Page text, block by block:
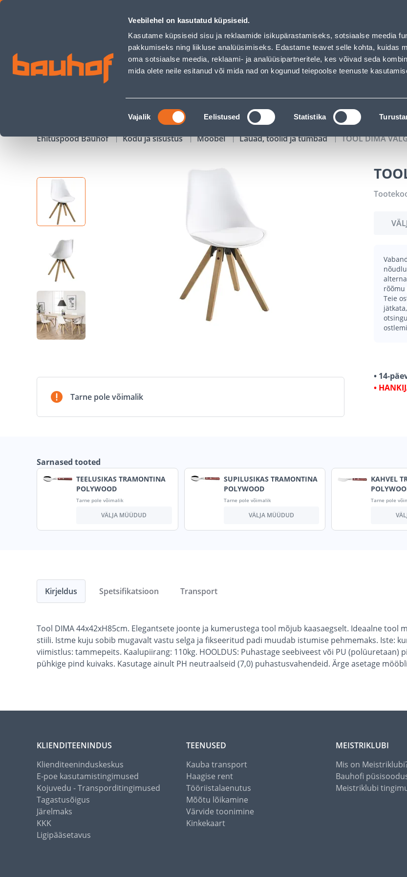
Veebilehel on kasutatud küpsiseid.
Kasutame küpsiseid sisu ja reklaamide isikupärastamiseks, sotsiaalse meedia
pakkumiseks ning liikluse analüüsimiseks. Edastame teavet selle kohta, kuidas
oma sotsiaalse meedia, reklaami- ja analüüsipartneritele, kes võivad seda
mida olete neile esitanud või mida nad on kogunud teiepoolse teenuste
Nõusoleku
valik
Vajalik Eelistused Statistika
TOOL DIMA VALGE - Bauhof has loaded
Äriklienditeenindus Klienditeenindus Teenused Karjäärileht
OTSI
KAMPAANIAD KATALOOGID TÖÖRIISTALAENUTUS
Ehituspood Bauhof Kodu ja sisustus Mööbel Lauad, toolid ja tumbad TOOL DIMA
Tarne pole võimalik
rõõmu
Teie
• 14-
•
Sarnased tooted
TEELUSIKAS TRAMONTINA
POLYWOOD
Tarne pole võimalik
VÄLJA MÜÜDUD
SUPILUSIKAS TRAMONTINA
POLYWOOD
Tarne pole võimalik
VÄLJA MÜÜDUD
KAHVEL
Tarne pole
Kirjeldus
Tool DIMA 44x42xH85cm. Elegantsete joonte ja kumerustega tool mõjub kaasaegselt. Ideaalne tool
stiili. Istme kuju sobib mugavalt vastu selga ja fikseeritud padi muudab istumise pehmemaks. Iste:
viimistlus: tammepeits. Kaalupiirang: 110kg. HOOLDUS: Puhastage seebiveest või PU
pühkige pind kuivaks. Kasutage ainult PH neutraalseid (7,0) puhastusvahendeid. Ärge asetage
Spetsifikatsioon Transport
KLIENDITEENINDUS
Klienditeeninduskeskus
E-poe kasutamistingimused
Kojuvedu - Transporditingimused
Tagastusõigus
Järelmaks
KKK
Ligipääsetavus
TEENUSED
Kauba transport
Haagise rent
Tööriistalaenutus
Mõõtu lõikamine
Värvide toonimine
Kinkekaart
MEISTRIKLUBI
Mis on
Bauhofi
Meistriklubi